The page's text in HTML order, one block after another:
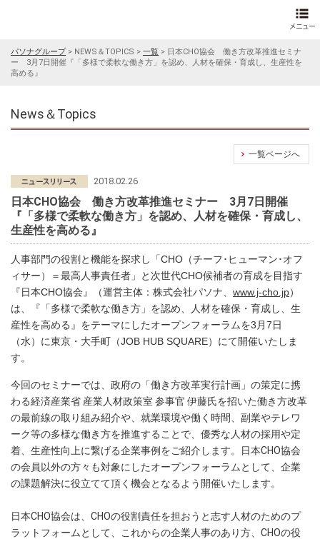
パソナグループ> NEWS＆TOPICS > 一覧 > 日本CHO協会 働き方改革推進セミナ
ー 3月7日開催『「多様で柔軟な働き方」を認め、人材を確保・育成し、生産性を
高める』
News＆Topics
一覧ページへ
2018.02.26
日本CHO協会 働き方改革推進セミナー 3月7日開催
『「多様で柔軟な働き方」を認め、人材を確保・育成し、
生産性を高める』
人事部門の役割と機能を探求し「CHO（チーフ･ヒューマン･オフ
ィサー）＝最高人事責任者」と次世代CHO候補者の育成を目指す
『日本CHO協会』（運営主体：株式会社パソナ、 www.j-cho.jp）
は、『「多様で柔軟な働き方」を認め、人材を確保・育成し、生
産性を高める』をテーマにしたオープンフォーラムを3月7日
（水）に東京・大手町（JOB HUB SQUARE）にて開催いたしま
す。
今回のセミナーでは、政府の「働き方改革実行計画」の策定に携
わる経済産業省 産業人材政策室 参事官 伊藤氏を招いた働き方改革
の最前線の取り組み紹介や、就業環境や働く時間、副業やテレワ
ーク等の多様な働き方を推進することで、優秀な人材の採用や定
着、生産性向上に繋げる企業事例をご紹介します。日本CHO協会
の会員以外の方々も対象にしたオープンフォーラムとして、企業
の課題解決に役立てて頂く機会となるよう開催いたします。
日本CHO協会は、CHOの役割責任を担おうと志す人材のためのプ
ラットフォームとして、これからの企業人事のあり方、CHOの役